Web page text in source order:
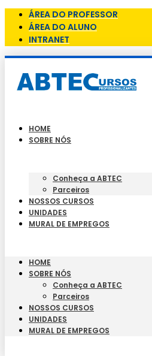
ÁREA DO PROFESSOR
ÁREA DO ALUNO
INTRANET
HOME
SOBRE NÓS
Conheça a ABTEC
Parceiros
NOSSOS CURSOS
UNIDADES
MURAL DE EMPREGOS
HOME
SOBRE NÓS
Conheça a ABTEC
Parceiros
NOSSOS CURSOS
UNIDADES
MURAL DE EMPREGOS